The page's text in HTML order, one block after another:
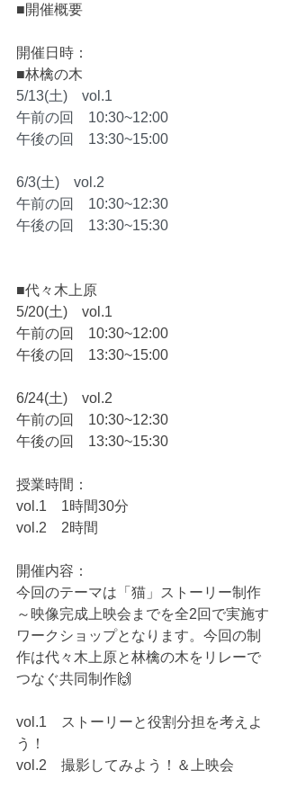
■開催概要
開催日時：
■林檎の木
5/13(土)　vol.1
午前の回　10:30~12:00
午後の回　13:30~15:00
6/3(土)　vol.2
午前の回　10:30~12:30
午後の回　13:30~15:30
■代々木上原
5/20(土)　vol.1
午前の回　10:30~12:00
午後の回　13:30~15:00
6/24(土)　vol.2
午前の回　10:30~12:30
午後の回　13:30~15:30
授業時間：
vol.1　1時間30分
vol.2　2時間
開催内容：
今回のテーマは「猫」ストーリー制作
～映像完成上映会までを全2回で実施す
ワークショップとなります。今回の制
作は代々木上原と林檎の木をリレーで
つなぐ共同制作🙌
vol.1　ストーリーと役割分担を考えよ
う！
vol.2　撮影してみよう！＆上映会